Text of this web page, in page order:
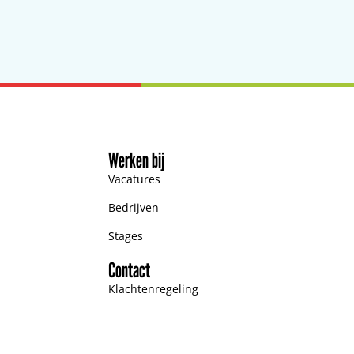
Werken bij
Vacatures
Bedrijven
Stages
Contact
Klachtenregeling